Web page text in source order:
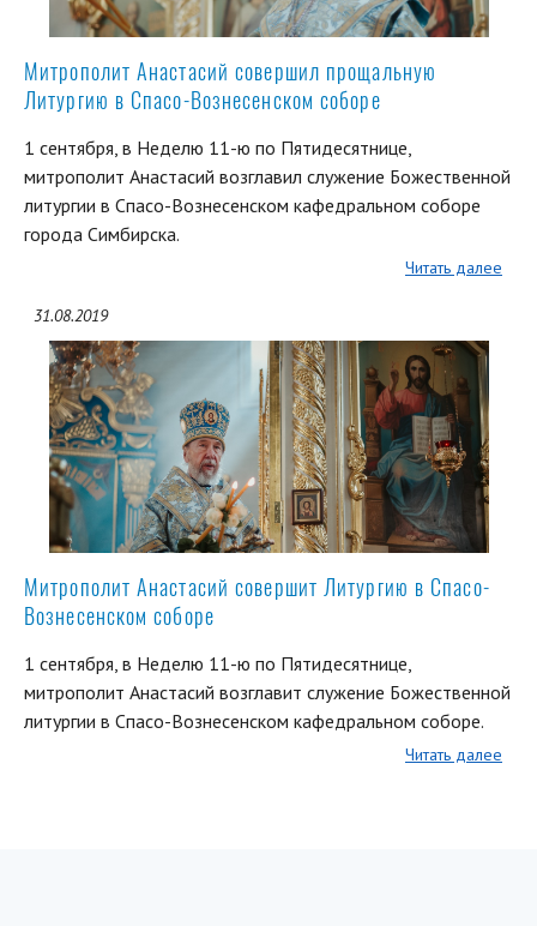
Митрополит Анастасий совершил прощальную
Литургию в Спасо-Вознесенском соборе
1 сентября, в Неделю 11-ю по Пятидесятнице,
митрополит Анастасий возглавил служение Божественной
литургии в Спасо-Вознесенском кафедральном соборе
города Симбирска.
Читать далее
31.08.2019
Митрополит Анастасий совершит Литургию в Спасо-
Вознесенском соборе
1 сентября, в Неделю 11-ю по Пятидесятнице,
митрополит Анастасий возглавит служение Божественной
литургии в Спасо-Вознесенском кафедральном соборе.
Читать далее